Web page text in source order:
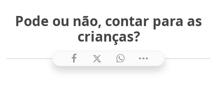
Pode ou não, contar para as
crianças?